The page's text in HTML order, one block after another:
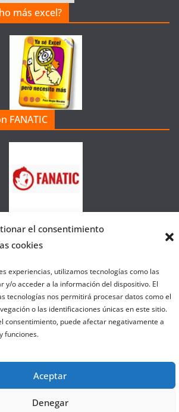
más excel?
FANATIC
el gurú del basket. Todos los derechos
reservados.
por ThemeGrill. Funciona con WordPress .
el consentimiento
cookies
experiencias, utilizamos tecnologías como las
y/o acceder a la información del dispositivo. El
tecnologías nos permitirá procesar datos como el
o las identificaciones únicas en este sitio.
consentimiento, puede afectar negativamente a
funciones.
Aceptar
Denegar